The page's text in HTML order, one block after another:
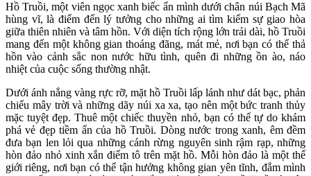
Hồ Truồi, một viên ngọc xanh biếc ẩn mình dưới chân núi Bạch Mã
hùng vĩ, là điểm đến lý tưởng cho những ai tìm kiếm sự giao hòa
giữa thiên nhiên và tâm hồn. Với diện tích rộng lớn trải dài, hồ Truồi
mang đến một không gian thoáng đãng, mát mẻ, nơi bạn có thể thả
hồn vào cảnh sắc non nước hữu tình, quên đi những ồn ào, náo
nhiệt của cuộc sống thường nhật.
Dưới ánh nắng vàng rực rỡ, mặt hồ Truồi lấp lánh như dát bạc, phản
chiếu mây trời và những dãy núi xa xa, tạo nên một bức tranh thủy
mặc tuyệt đẹp. Thuê một chiếc thuyền nhỏ, bạn có thể tự do khám
phá vẻ đẹp tiềm ẩn của hồ Truồi. Dòng nước trong xanh, êm đềm
đưa bạn len lỏi qua những cánh rừng nguyên sinh rậm rạp, những
hòn đảo nhỏ xinh xắn điểm tô trên mặt hồ. Mỗi hòn đảo là một thế
giới riêng, nơi bạn có thể tận hưởng không gian yên tĩnh, đắm mình